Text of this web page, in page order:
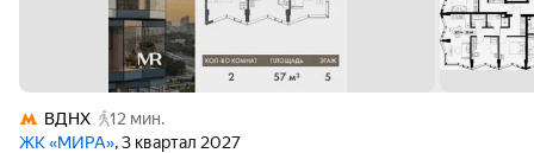
ВДНХ
12 мин.
ЖК «МИРА», 3 квартал 2027